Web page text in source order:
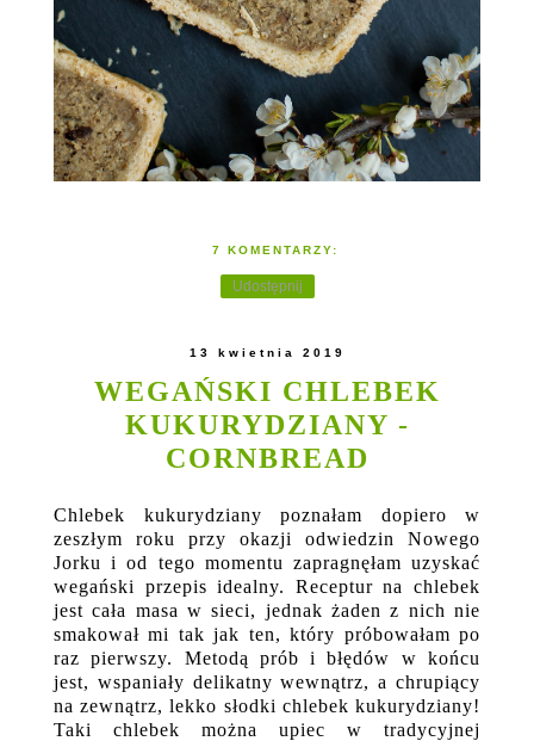
7 KOMENTARZY:
Udostępnij
13 kwietnia 2019
WEGAŃSKI CHLEBEK
KUKURYDZIANY -
CORNBREAD
Chlebek kukurydziany poznałam dopiero w
zeszłym roku przy okazji odwiedzin Nowego
Jorku i od tego momentu zapragnęłam uzyskać
wegański przepis idealny. Receptur na chlebek
jest cała masa w sieci, jednak żaden z nich nie
smakował mi tak jak ten, który próbowałam po
raz pierwszy. Metodą prób i błędów w końcu
jest, wspaniały delikatny wewnątrz, a chrupiący
na zewnątrz, lekko słodki chlebek kukurydziany!
Taki chlebek można upiec w tradycyjnej